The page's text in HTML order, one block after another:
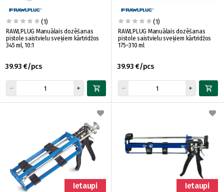
(1)
RAWLPLUG Manuālais dozēšanas
pistole saistvielu sveķiem kārtridžos
345 ml, 10:1
39.93 €/pcs
(1)
RAWLPLUG Manuālais dozēšanas
pistole saistvielu sveķiem kārtridžos
175–310 ml
39.93 €/pcs
Ietaupi Ietaupi